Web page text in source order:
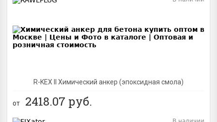
R-KEX II Химический анкер (эпоксидная смола)
от 2418.07 руб.